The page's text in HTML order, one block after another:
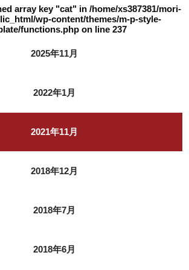
array key "cat" in /home/xs387381/mori-
wp-content/themes/m-p-style-
functions.php on line 237
2025年11月
2022年1月
2021年11月
2018年12月
2018年7月
2018年6月